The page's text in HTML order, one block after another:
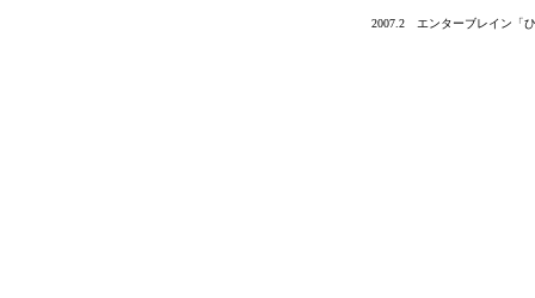
2007.2 エンターブレイン「